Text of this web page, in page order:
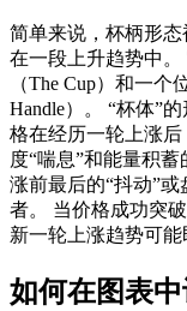
简单来说，杯柄形
在一段上升趋势中
（The Cup）和一
Handle）。 “杯体”
格在经历一轮上涨
度“喘息”和能量积
涨前最后的“抖动”
者。 当价格成功突
新一轮上涨趋势可能
如何在图表